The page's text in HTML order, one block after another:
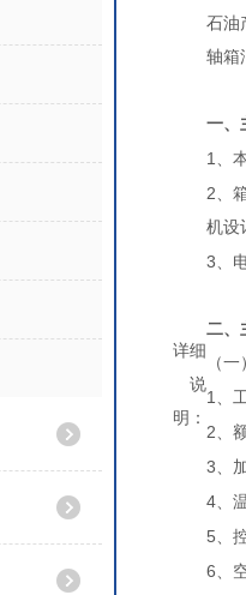
详细
说
明：
石油
轴箱
一、
1 、
2、
机设
3、
二、
（
1 、
2、
3、
4、
5、
6、